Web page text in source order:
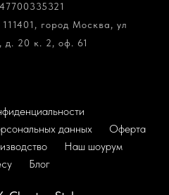
город Москва, ул
д. 20 к. 2, оф. 61
данных
Оферта
Наш шоурум
Блог